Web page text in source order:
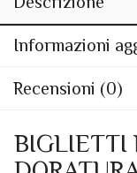
Descrizione
Informazioni
Recensioni (0)
BIGLIETTI